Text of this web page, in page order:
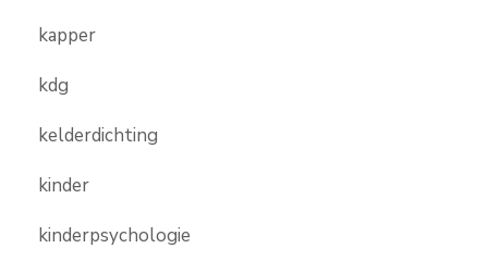
kapper
kdg
kelderdichting
kinder
kinderpsychologie